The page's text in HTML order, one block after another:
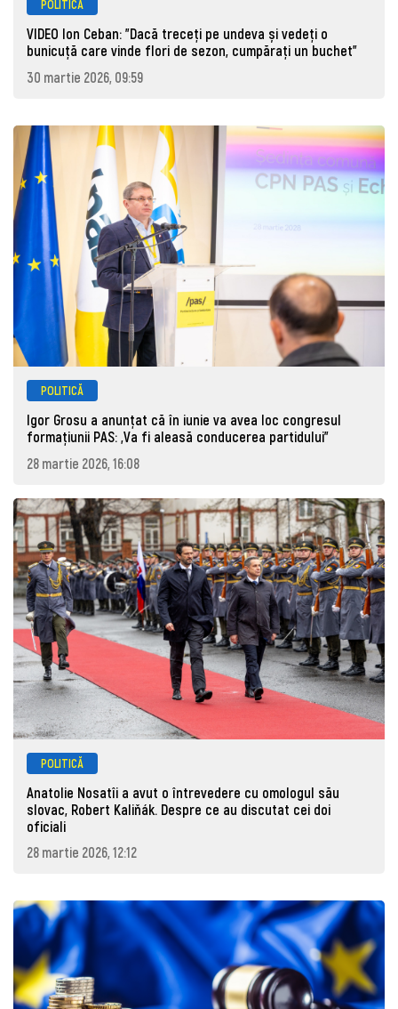
POLITICĂ
VIDEO Ion Ceban: "Dacă treceți pe undeva și vedeți o
bunicuță care vinde flori de sezon, cumpărați un buchet"
30 martie 2026, 09:59
POLITICĂ
Igor Grosu a anunțat că în iunie va avea loc congresul
formațiunii PAS: „Va fi aleasă conducerea partidului”
28 martie 2026, 16:08
POLITICĂ
Anatolie Nosatîi a avut o întrevedere cu omologul său
slovac, Robert Kaliňák. Despre ce au discutat cei doi
oficiali
28 martie 2026, 12:12